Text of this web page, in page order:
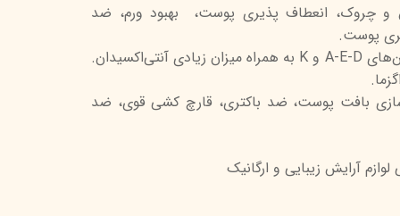
و چروک، انعطاف پذیری پوست، بهبود ورم، ضد
پوست.
- روغن زیتون: سرشار از ویتامین‌های A-E-D و K به همراه میزان زیادی آنتی‌اکسیدان.
بافت پوست، ضد باکتری، قارچ کشی قوی، ضد
آرایش زیبایی و ارگانیک